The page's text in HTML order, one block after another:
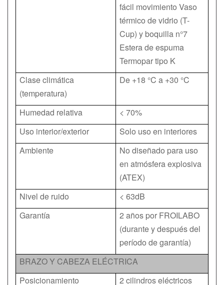
fácil movimiento Vaso
térmico de vidrio (T-
Cup) y boquilla n°7
Estera de espuma
Termopar tipo K
Clase climática
(temperatura)
De +18 °C a +30 °C
Humedad relativa
< 70%
Uso interior/exterior
Solo uso en interiores
Ambiente
No diseñado para uso
en atmósfera explosiva
(ATEX)
Nivel de ruido
< 63dB
Garantía
2 años por FROILABO
(durante y después del
período de garantía)
BRAZO Y CABEZA ELÉCTRICA
Posicionamiento
2 cilindros eléctricos